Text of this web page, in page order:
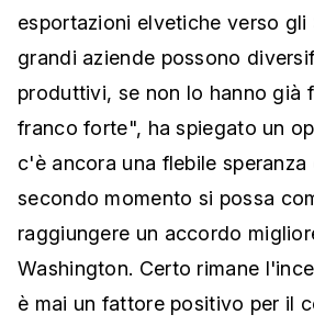
esportazioni elvetiche verso gli
grandi aziende possono
produttivi, se non lo hanno già
franco forte", ha spiegato un
c'è ancora una flebile speranza
secondo momento si possa
raggiungere un accordo
Washington. Certo rimane
è mai un fattore positivo per il